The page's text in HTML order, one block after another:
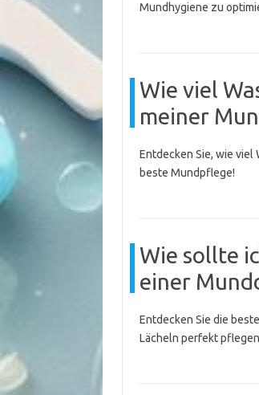
Mundhygiene zu
Wie viel
meiner
Entdecken Sie, wie viel
beste Mundpflege!
Wie sollte
einer
Entdecken Sie die
Lächeln perfekt